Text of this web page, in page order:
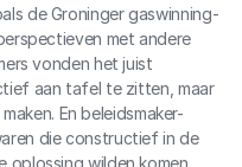
de Groninger gaswinning-
met andere
vonden het juist
aan tafel te zitten, maar
En beleidsmaker-
die constructief in de
oplossing wilden komen.